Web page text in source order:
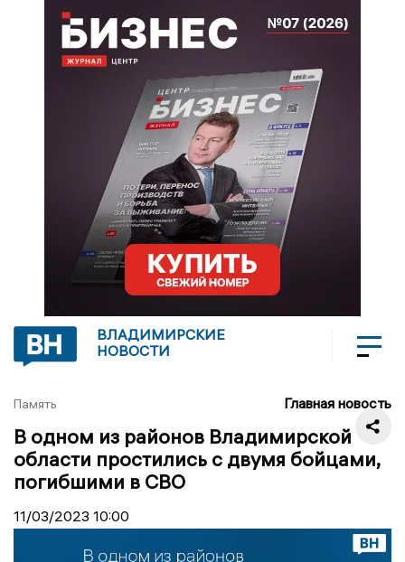
ВЛАДИМИРСКИЕ
НОВОСТИ
Память Главная новость
В одном из районов Владимирской
области простились с двумя бойцами,
погибшими в СВО
11/03/2023 10:00